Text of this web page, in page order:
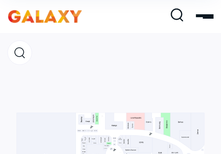
Развлечения и кино